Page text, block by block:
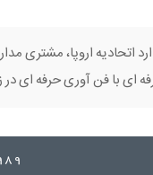
اتحادیه اروپا، مشتری
ای با فن آوری حرفه ای در